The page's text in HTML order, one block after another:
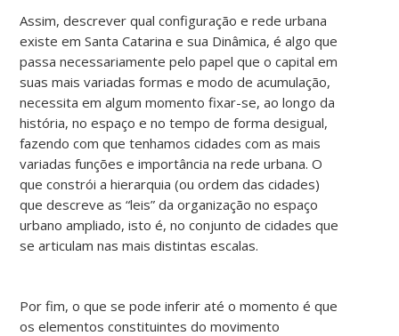
Assim, descrever qual configuração e rede urbana
existe em Santa Catarina e sua Dinâmica, é algo que
passa necessariamente pelo papel que o capital em
suas mais variadas formas e modo de acumulação,
necessita em algum momento fixar-se, ao longo da
história, no espaço e no tempo de forma desigual,
fazendo com que tenhamos cidades com as mais
variadas funções e importância na rede urbana. O
que constrói a hierarquia (ou ordem das cidades)
que descreve as “leis” da organização no espaço
urbano ampliado, isto é, no conjunto de cidades que
se articulam nas mais distintas escalas.
Por fim, o que se pode inferir até o momento é que
os elementos constituintes do movimento